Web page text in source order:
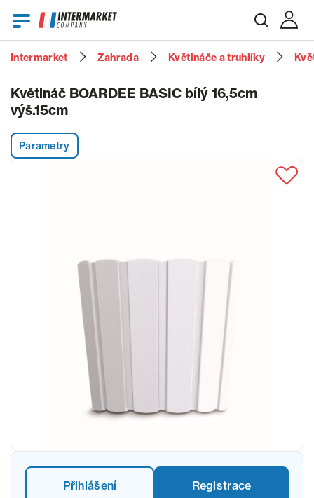
Heslo
Intermarket Zahrada Květináče a truhlíky
Květináč BOARDEE BASIC bílý 16,5cm
výš.15cm
Parametry
Přihlášení Registrace